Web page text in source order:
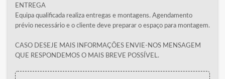
ENTREGA
Equipa qualificada realiza entregas e montagens. Agendamento
prévio necessário e o cliente deve preparar o espaço para montagem.
CASO DESEJE MAIS INFORMAÇÕES ENVIE-NOS MENSAGEM
QUE RESPONDEMOS O MAIS BREVE POSSÍVEL.